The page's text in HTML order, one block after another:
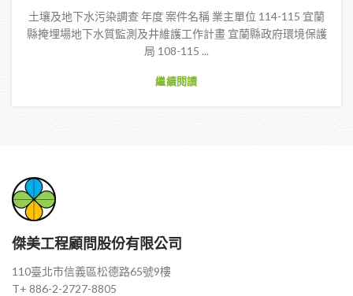
土壤及地下水污染調查 年度 案件名稱 業主單位 114-115 宜蘭
縣掩埋場地下水質監測及井維護工作計畫 宜蘭縣政府環境保護
局 108-115 ...
繼續閱讀
傑美工程顧問股份有限公司
110臺北市信義區松德路65號9樓
T+ 886-2-2727-8805